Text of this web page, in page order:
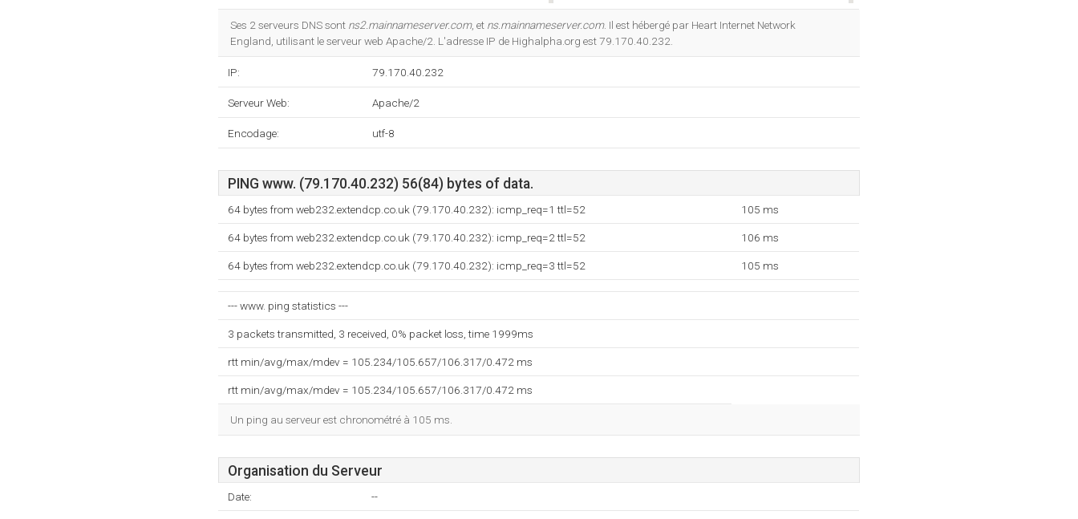
Ses 2 serveurs DNS sont ns2.mainnameserver.com, et ns.mainnameserver.com. Il est hébergé par Heart Internet Network
England, utilisant le serveur web Apache/2. L'adresse IP de Highalpha.org est 79.170.40.232.
IP: 79.170.40.232
Serveur Web: Apache/2
Encodage: utf-8
PING www. (79.170.40.232) 56(84) bytes of data.
64 bytes from web232.extendcp.co.uk (79.170.40.232): icmp_req=1 ttl=52 105 ms
64 bytes from web232.extendcp.co.uk (79.170.40.232): icmp_req=2 ttl=52 106 ms
64 bytes from web232.extendcp.co.uk (79.170.40.232): icmp_req=3 ttl=52 105 ms
--- www. ping statistics ---
3 packets transmitted, 3 received, 0% packet loss, time 1999ms
rtt min/avg/max/mdev = 105.234/105.657/106.317/0.472 ms
rtt min/avg/max/mdev = 105.234/105.657/106.317/0.472 ms
Un ping au serveur est chronométré à 105 ms.
Organisation du Serveur
Date: --